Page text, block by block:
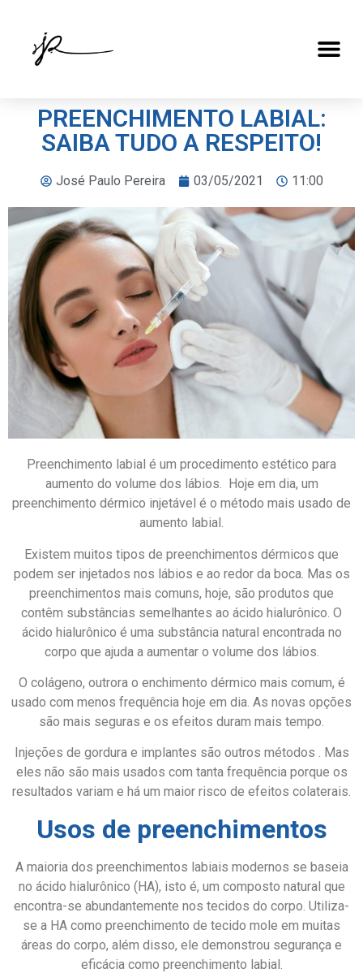
PREENCHIMENTO LABIAL:
SAIBA TUDO A RESPEITO!
José Paulo Pereira 03/05/2021 11:00
Preenchimento labial é um procedimento estético para
aumento do volume dos lábios. Hoje em dia, um
preenchimento dérmico injetável é o método mais usado de
aumento labial.
Existem muitos tipos de preenchimentos dérmicos que
podem ser injetados nos lábios e ao redor da boca. Mas os
preenchimentos mais comuns, hoje, são produtos que
contêm substâncias semelhantes ao ácido hialurônico. O
ácido hialurônico é uma substância natural encontrada no
corpo que ajuda a aumentar o volume dos lábios.
O colágeno, outrora o enchimento dérmico mais comum, é
usado com menos frequência hoje em dia. As novas opções
são mais seguras e os efeitos duram mais tempo.
Injeções de gordura e implantes são outros métodos . Mas
eles não são mais usados com tanta frequência porque os
resultados variam e há um maior risco de efeitos colaterais.
Usos de preenchimentos
A maioria dos preenchimentos labiais modernos se baseia
no ácido hialurônico (HA), isto é, um composto natural que
encontra-se abundantemente nos tecidos do corpo. Utiliza-
se a HA como preenchimento de tecido mole em muitas
áreas do corpo, além disso, ele demonstrou segurança e
eficácia como preenchimento labial.